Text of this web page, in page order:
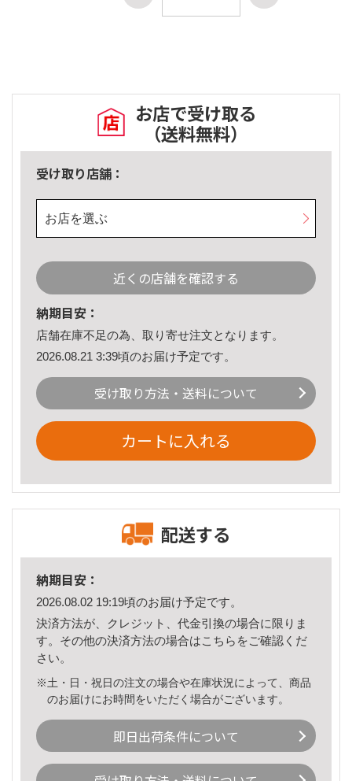
お店で受け取る
（送料無料）
受け取り店舗：
お店を選ぶ
近くの店舗を確認する
納期目安：
店舗在庫不足の為、取り寄せ注文となります。
2026.08.21 3:39頃のお届け予定です。
受け取り方法・送料について
カートに入れる
配送する
納期目安：
2026.08.02 19:19頃のお届け予定です。
決済方法が、クレジット、代金引換の場合に限りま
す。その他の決済方法の場合はこちら をご確認くだ
さい。
※土・日・祝日の注文の場合や在庫状況によって、商品
のお届けにお時間をいただく場合がございます。
即日出荷条件について